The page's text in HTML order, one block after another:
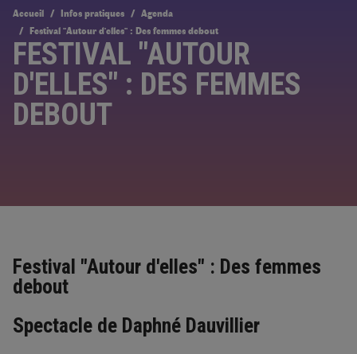
Accueil Infos pratiques
Agenda
Festival "Autour d'elles" : Des femmes debout
FESTIVAL "AUTOUR
D'ELLES" : DES FEMMES
DEBOUT
Festival "Autour d'elles" : Des femmes
debout
Spectacle de Daphné Dauvillier